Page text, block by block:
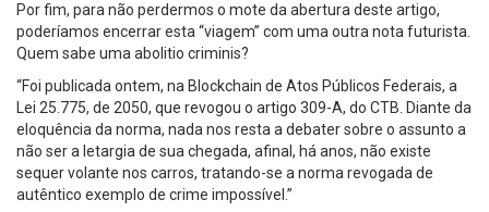
Por fim, para não perdermos o mote da abertura deste artigo,
poderíamos encerrar esta “viagem” com uma outra nota futurista.
Quem sabe uma abolitio criminis?
“Foi publicada ontem, na Blockchain de Atos Públicos Federais, a
Lei 25.775, de 2050, que revogou o artigo 309-A, do CTB. Diante da
eloquência da norma, nada nos resta a debater sobre o assunto a
não ser a letargia de sua chegada, afinal, há anos, não existe
sequer volante nos carros, tratando-se a norma revogada de
autêntico exemplo de crime impossível.”